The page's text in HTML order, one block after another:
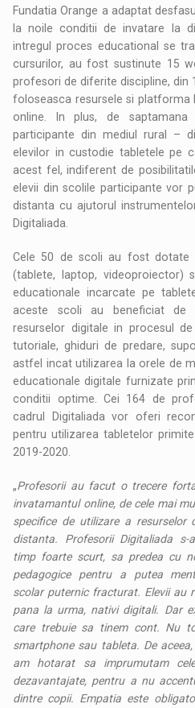
Fundatia Orange a adaptat
la noile conditii de invatare la
intregul proces educational se
cursurilor, au fost sustinute 15
profesori de diferite discipline, din
foloseasca resursele si platforma
online. In plus, de
participante din mediul rural –
elevilor in custodie tabletele pe
acest fel, indiferent de
elevii din scolile participante vor
distanta cu ajutorul
Digitaliada.
Cele 50 de scoli au fost dotate
(tablete, laptop, videoproiector)
educationale incarcate pe
aceste scoli au beneficiat de
resurselor digitale in procesul
tutoriale, ghiduri de predare,
astfel incat utilizarea la orele de
educationale digitale furnizate
conditii optime. Cei 164 de
cadrul Digitaliada vor oferi
pentru utilizarea tabletelor
2019-2020.
„Profesorii au facut o trecere
invatamantul online, de cele mai
specifice de utilizare a
distanta. Profesorii Digitaliada s-
timp foarte scurt, sa predea cu
pedagogice pentru a putea
scolar puternic fracturat. Elevii au
pana la urma, nativi digitali. Dar
care trebuie sa tinem cont. Nu
smartphone sau tableta. De
am hotarat sa imprumutam
dezavantajate, pentru a nu
dintre copii. Empatia este